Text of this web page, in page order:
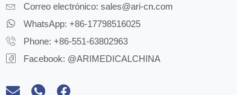
Correo electrónico: sales@ari-cn.com
WhatsApp: +86-17798516025
Phone: +86-551-63802963
Facebook: @ARIMEDICALCHINA